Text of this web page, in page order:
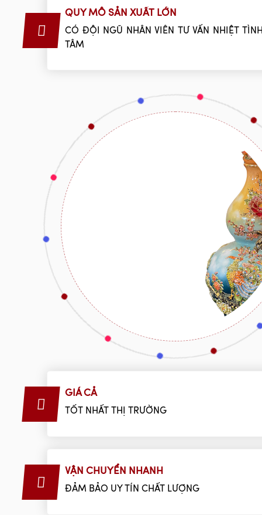
QUY MÔ SẢN XUẤT LỚN
CÓ ĐỘI NGŨ NHÂN VIÊN TƯ VẤN NHIỆT
TÂM
GIÁ CẢ
TỐT NHẤT THỊ TRƯỜNG
VẬN CHUYỂN NHANH
ĐẢM BẢO UY TÍN CHẤT LƯỢNG